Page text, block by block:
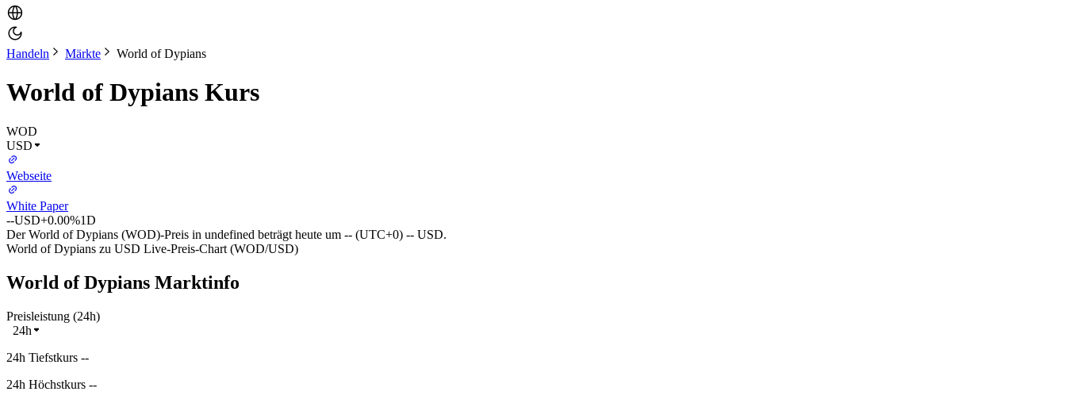
Handeln Märkte World of Dypians
World of Dypians Kurs
WOD
USD
Webseite
White Paper
--USD+0.00%1D
Der World of Dypians (WOD)-Preis in undefined beträgt heute um -- (UTC+0) -- USD.
World of Dypians zu USD Live-Preis-Chart (WOD/USD)
World of Dypians Marktinfo
Preisleistung (24h)
24h
24h Tiefstkurs --
24h Höchstkurs --